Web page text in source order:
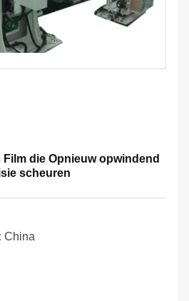
Film die Opnieuw opwindend
scheuren
China